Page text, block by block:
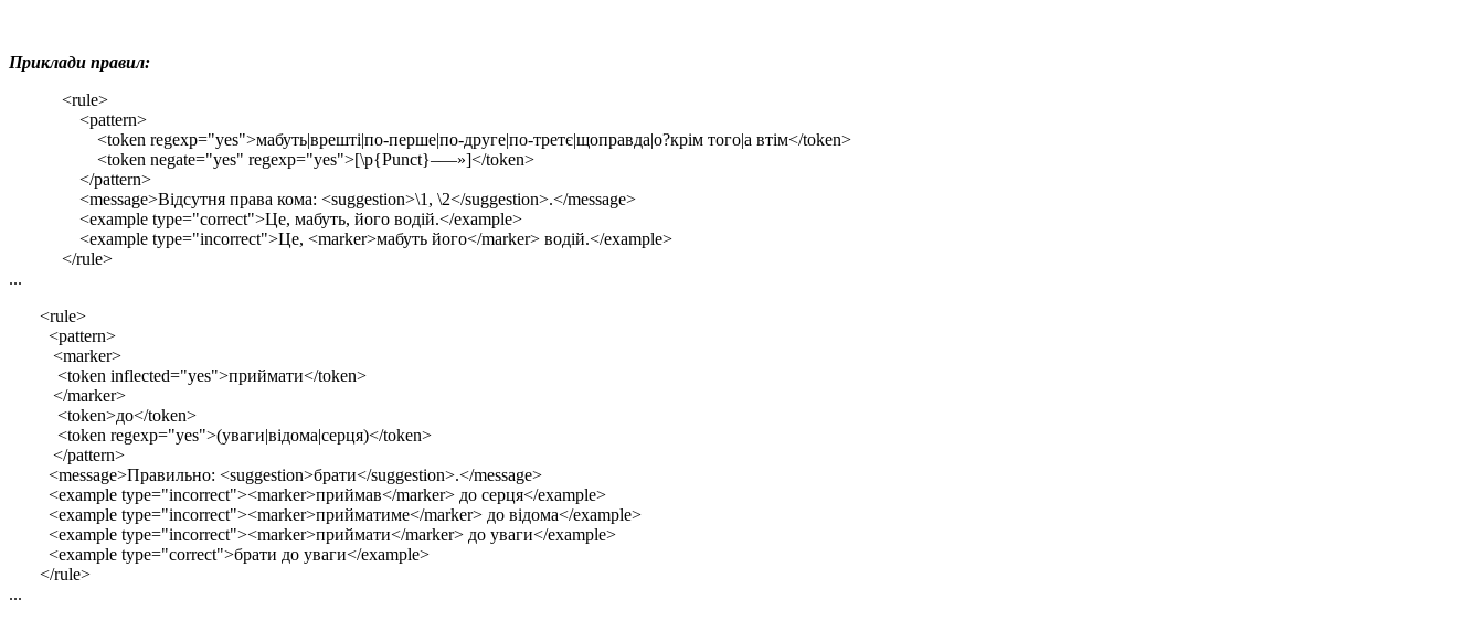
Приклади правил:
<rule>
<pattern>
<token regexp="yes">мабуть|врешті|по-перше|по-друге|по-третє|щоправда|о?крім того|а втім</token>
<token negate="yes" regexp="yes">[\p{Punct}–—»]</token>
</pattern>
<message>Відсутня права кома: <suggestion>\1, \2</suggestion>.</message>
<example type="correct">Це, мабуть, його водій.</example>
<example type="incorrect">Це, <marker>мабуть його</marker> водій.</example>
</rule>
...
<rule>
<pattern>
<marker>
<token inflected="yes">приймати</token>
</marker>
<token>до</token>
<token regexp="yes">(уваги|відома|серця)</token>
</pattern>
<message>Правильно: <suggestion>брати</suggestion>.</message>
<example type="incorrect"><marker>приймав</marker> до серця</example>
<example type="incorrect"><marker>прийматиме</marker> до відома</example>
<example type="incorrect"><marker>приймати</marker> до уваги</example>
<example type="correct">брати до уваги</example>
</rule>
...